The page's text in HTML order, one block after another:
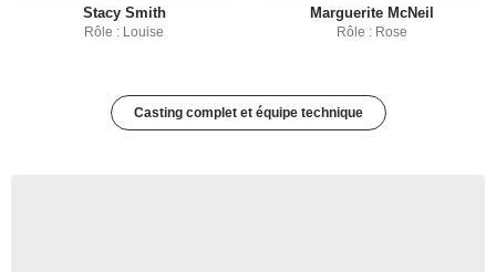
Stacy Smith
Rôle : Louise
Marguerite McNeil
Rôle : Rose
Casting complet et équipe technique